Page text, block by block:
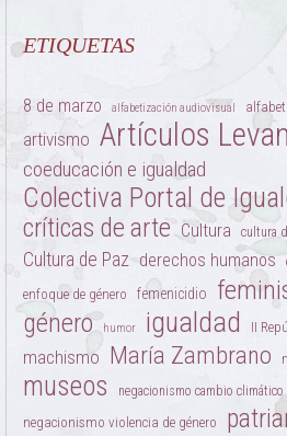
ETIQUETAS
8 de marzo alfabetización audiovisual
artivismo Artículos
coeducación e igualdad
Colectiva Portal de
críticas de arte Cultura cultura
Cultura de Paz derechos humanos
enfoque de género femenicidio
género humor igualdad II
machismo María Zambrano
museos negacionismo cambio climático
negacionismo violencia de género